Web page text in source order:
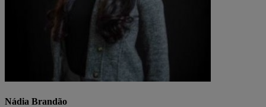
Nádia Brandão